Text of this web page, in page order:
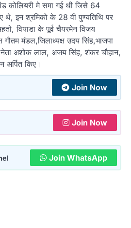
कोलियरी मे समा गई थी जिसे 64
थे, इन श्रमिको के 28 वी पुण्यतिथि पर
वियाडा के पूर्व चैयरमेन विजय
गौतम मंडल,जिलाध्यक्ष उदय सिंह,भाजपा
अशोक लाल, अजय सिंह, शंकर चौहान,
अर्पित किए।
Join Now
Join Now
Join WhatsApp